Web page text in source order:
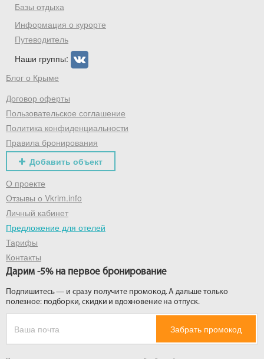
Базы отдыха
Информация о курорте
Путеводитель
Наши группы:
Блог о Крыме
Договор оферты
Пользовательское соглашение
Политика конфиденциальности
Правила бронирования
Добавить объект
О проекте
Отзывы о Vkrim.info
Личный кабинет
Предложение для отелей
Тарифы
Контакты
Дарим -5% на первое бронирование
Подпишитесь — и сразу получите промокод. А дальше только
полезное: подборки, скидки и вдохновение на отпуск.
Забрать промокод